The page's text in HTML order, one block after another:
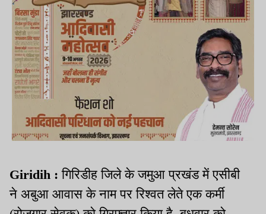
Giridih :गिरिडीह जिले के जमुआ प्रखंड में एसीबी
ने अबुआ आवास के नाम पर रिश्वत लेते एक कर्मी